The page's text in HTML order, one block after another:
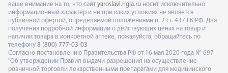
ваше внимание на то, что сайт yaroslavl.rigla.ru носит исключительно
информационный характер и ни при каких условиях не является
публичной офертой, определяемой положениями п. 2 ст. 437 ГК РФ. Для
получения подробной информации о действующих ценах на товар и
наличии товара в конкретной аптеке, пожалуйста, обращайтесь по
телефону 8 (800) 777-03-03
Согласно постановлению Правительства РФ от 16 мая 2020 года № 697
"Об утверждении Правил выдачи разрешения на осуществление
розничной торговли лекарственными препаратами для медицинского